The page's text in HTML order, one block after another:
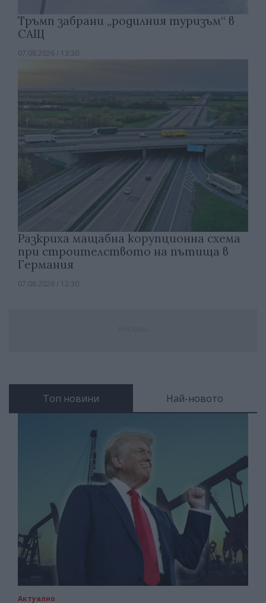
Тръмп забрани „родилния туризъм“ в
САЩ
07.08.2026 / 13:30
Разкриха мащабна корупционна схема
при строителството на пътища в
Германия
07.08.2026 / 12:30
Топ новини Най-новото
Актуално